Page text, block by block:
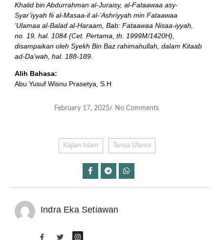
Khalid bin Abdurrahman al-Juraisy, al-Fataawaa asy-
Syar’iyyah fii al-Masaa-il al-‘Ashriyyah min Fataawaa
‘Ulamaa al-Balad al-Haraam, Bab: Fataawaa Nisaa-iyyah,
no. 19, hal. 1084 (Cet. Pertama, th. 1999M/1420H),
disampaikan oleh Syekh Bin Baz rahimahullah, dalam Kitaab
ad-Da’wah, hal. 188-189.
Alih Bahasa:
Abu Yusuf Wisnu Prasetya, S.H
February 17, 2025/ No Comments
Kajian Islam Tanya Ulama
Indra Eka Setiawan